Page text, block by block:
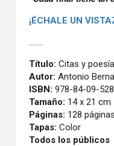
¡ÉCHALE UN
Título: Citas y
Autor: Antonio
ISBN: 978-84-09-
Tamaño: 14 x 21 cm
Páginas: 128
Tapas: Color
Todos los públicos